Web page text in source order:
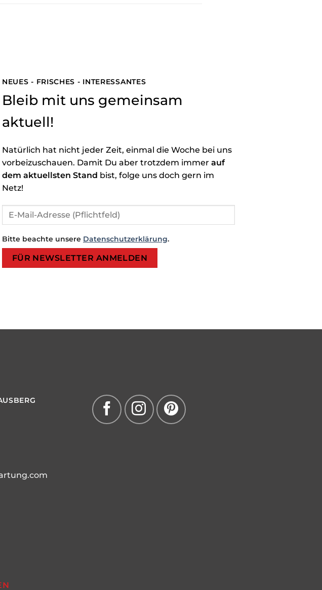
NEUES - FRISCHES - INTERESSANTES
Bleib mit uns gemeinsam
aktuell!
Natürlich hat nicht jeder Zeit, einmal die Woche bei uns
vorbeizuschauen. Damit Du aber trotzdem immer auf
dem aktuellsten Stand bist, folge uns doch gern im
Netz!
Bitte beachte unsere Datenschutzerklärung.
Bitte lasse dieses Feld leer.
Bitte lasse dieses Feld leer.